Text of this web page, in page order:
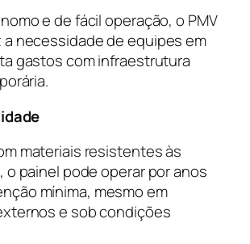
e de fácil operação, o PMV
a necessidade de equipes em
gastos com infraestrutura
materiais resistentes às
o painel pode operar por anos
mínima, mesmo em
e sob condições